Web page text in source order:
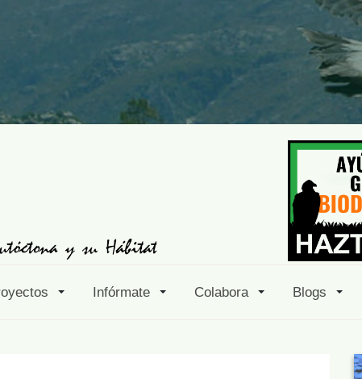
Infórmate Colabora Blogs